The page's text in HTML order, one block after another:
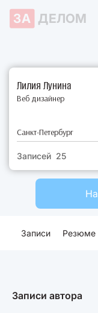
ЗА ДЕЛОМ
Лилия Лунина
Веб дизайнер
Санкт-Петербург
Записей 25
Записи Резюме
Записи автора